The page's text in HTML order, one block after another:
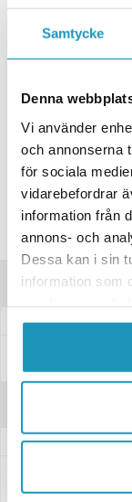
Samtycke
Denna
Vi använder
och annonserna
för sociala
vidarebefordrar
information från
annons- och
Dessa kan i sin
information som
Lägsta pris de
Leverans- &
Spara produkt
Frågor om